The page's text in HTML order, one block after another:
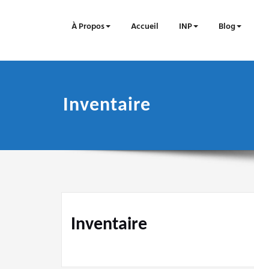
À Propos Accueil INP Blog
Inventaire
Inventaire